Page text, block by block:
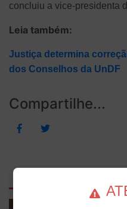
concluiu a vice-presidenta
Leia também:
Justiça determina
dos Conselhos da UnDF
Compartilhe...